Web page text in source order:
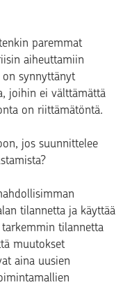
paremmat
aiheuttamiin
synnyttänyt
joihin ei välttämättä
on riittämätöntä.
jos suunnittelee
tilannetta ja käyttää
tilannetta
muutokset
aina uusien